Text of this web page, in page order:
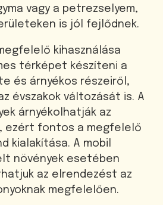
vagy a petrezselyem,
is jól fejlődnek.
kihasználása
térképet készíteni a
és árnyékos részeiről,
évszakok változását is. A
árnyékolhatják az
ezért fontos a megfelelő
kialakítása. A mobil
növények esetében
az elrendezést az
megfelelően.